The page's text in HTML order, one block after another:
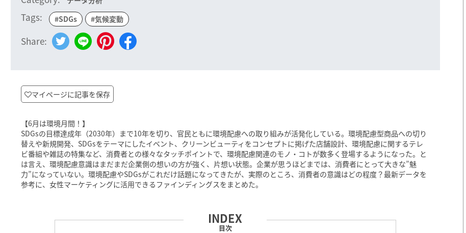
Tags: #SDGs #気候変動
Share:
マイページに記事を保存
【6月は環境月間！】
SDGsの目標達成年（2030年）まで10年を切り、官民ともに環境配慮への取り組みが活発化している。環境配慮型商品への切り
替えや新規開発、SDGsをテーマにしたイベント、クリーンビューティをコンセプトに掲げた店舗設計、環境配慮に関するテレ
ビ番組や雑誌の特集など、消費者との様々なタッチポイントで、環境配慮関連のモノ・コトが数多く登場するようになった。と
は言え、環境配慮意識はまだまだ企業側の想いの方が強く、片想い状態。企業が思うほどまでは、消費者にとって大きな”魅
力”になっていない。環境配慮やSDGsがこれだけ話題になってきたが、実際のところ、消費者の意識はどの程度？最新データを
参考に、女性マーケティングに活用できるファインディングスをまとめた。
目次